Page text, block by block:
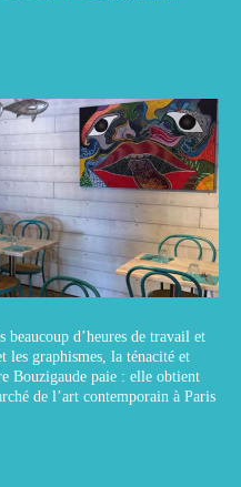
d’heures de travail et
les graphismes, la ténacité et
Bouzigaude paie : elle obtient
de l’art contemporain à Paris